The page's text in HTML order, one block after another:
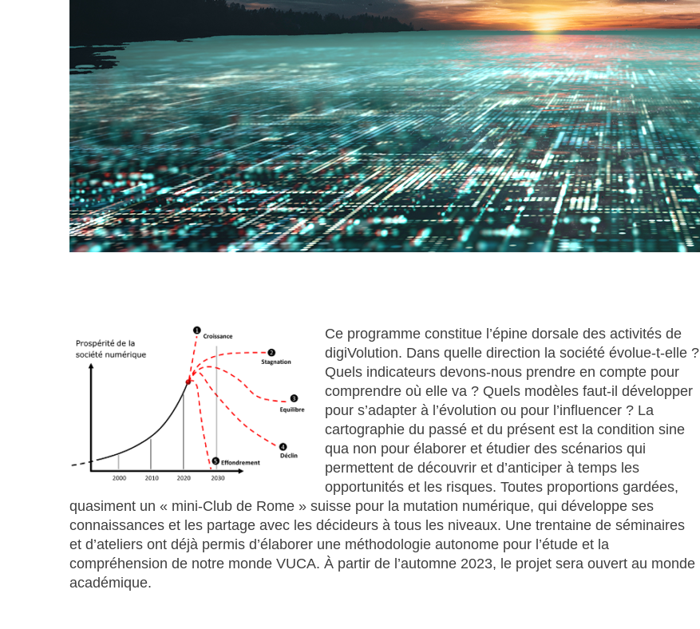
Ce programme constitue l’épine dorsale des activités de
digiVolution. Dans quelle direction la société évolue-t-elle ?
Quels indicateurs devons-nous prendre en compte pour
comprendre où elle va ? Quels modèles faut-il développer
pour s’adapter à l’évolution ou pour l’influencer ? La
cartographie du passé et du présent est la condition sine
qua non pour élaborer et étudier des scénarios qui
permettent de découvrir et d’anticiper à temps les
opportunités et les risques. Toutes proportions gardées,
quasiment un « mini-Club de Rome » suisse pour la mutation numérique, qui développe ses
connaissances et les partage avec les décideurs à tous les niveaux. Une trentaine de séminaires
et d’ateliers ont déjà permis d’élaborer une méthodologie autonome pour l’étude et la
compréhension de notre monde VUCA. À partir de l’automne 2023, le projet sera ouvert au monde
académique.